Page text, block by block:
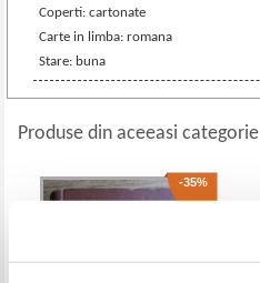
Coperti: cartonate
Carte in limba: romana
Stare: buna
Produse din aceeasi categorie
-35%